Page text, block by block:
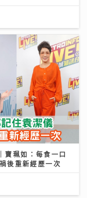
珮如：每食一口
後重新經歷一次